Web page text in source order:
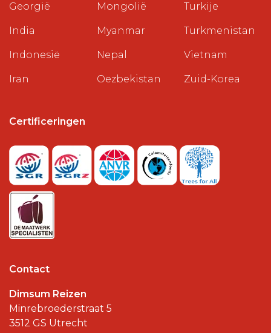
Georgië
India
Indonesië
Iran
Mongolië
Myanmar
Nepal
Oezbekistan
Turkije
Turkmenistan
Vietnam
Zuid-Korea
Certificeringen
Contact
Dimsum Reizen
Minrebroederstraat 5
3512 GS Utrecht